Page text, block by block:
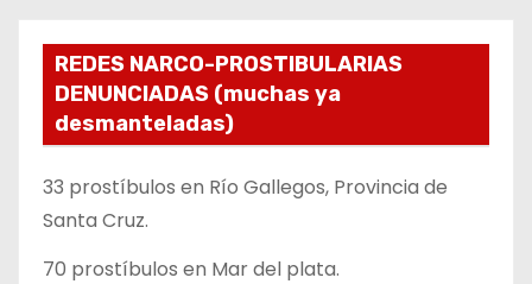
REDES NARCO-PROSTIBULARIAS
DENUNCIADAS (muchas ya
desmanteladas)
33 prostíbulos en Río Gallegos, Provincia de
Santa Cruz.
70 prostíbulos en Mar del plata.